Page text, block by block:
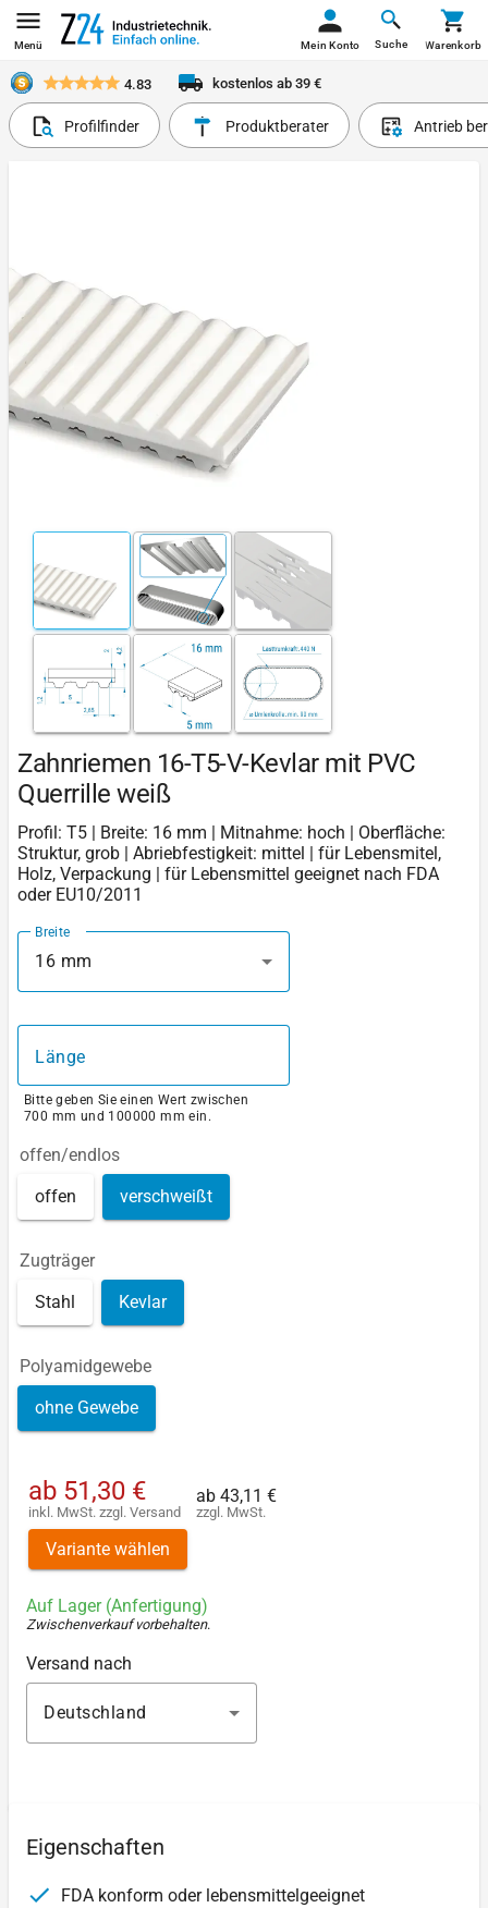
Menü Suche
Mein Konto Warenkorb
4.83 kostenlos ab 39 €
Profilfinder Produktberater Antrieb
Zahnriemen 16-T5-V-Kevlar mit PVC
Querrille weiß
Profil: T5 | Breite: 16 mm | Mitnahme: hoch | Oberfläche:
Struktur, grob | Abriebfestigkeit: mittel | für Lebensmitel,
Holz, Verpackung | für Lebensmittel geeignet nach FDA
oder EU10/2011
Breite
16 mm
Länge
Bitte geben Sie einen Wert zwischen
700 mm und 100000 mm ein.
offen/endlos
offen verschweißt
Zugträger
Stahl Kevlar
Polyamidgewebe
ohne Gewebe
ab 51,30 €
inkl. MwSt. zzgl. Versand
ab 43,11 €
zzgl. MwSt.
Variante wählen
Auf Lager (Anfertigung)
Zwischenverkauf vorbehalten.
Versand nach
Deutschland
Eigenschaften
FDA konform oder lebensmittelgeeignet